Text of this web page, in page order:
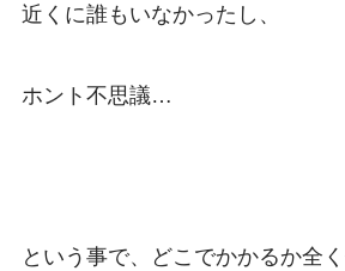
近くに誰もいなかったし、
ホント不思議…
という事で、どこでかかるか全